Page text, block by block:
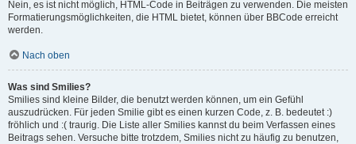
Nein, es ist nicht möglich, HTML-Code in Beiträgen zu verwenden. Die meisten
Formatierungsmöglichkeiten, die HTML bietet, können über BBCode erreicht
werden.
Nach oben
Was sind Smilies?
Smilies sind kleine Bilder, die benutzt werden können, um ein Gefühl
auszudrücken. Für jeden Smilie gibt es einen kurzen Code, z. B. bedeutet :)
fröhlich und :( traurig. Die Liste aller Smilies kannst du beim Verfassen eines
Beitrags sehen. Versuche bitte trotzdem, Smilies nicht zu häufig zu benutzen,